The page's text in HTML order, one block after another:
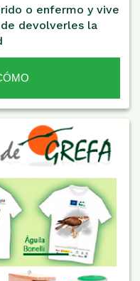
o enfermo y vive
de devolverles la